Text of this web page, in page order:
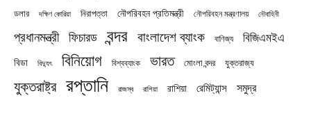
ডলার দক্ষিণ কোরিয়া নিরাপত্তা নৌপরিবহন প্রতিমন্ত্রী নৌপরিবহন মন্ত্রণালয় নৌবাহিনী
প্রধানমন্ত্রী ফিচারড বন্দর বাংলাদেশ ব্যাংক বাণিজ্য বিজিএমইএ
বিডা বিদ্যুৎ বিনিয়োগ বিশ্বব্যাংক ভারত মোংলা বন্দর যুক্তরাজ্য
যুক্তরাষ্ট্র রপ্তানি রাজস্ব রাশিয়া রাশিয়া রেমিট্যান্স সমুদ্র